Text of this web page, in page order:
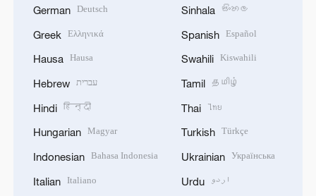
German Deutsch
Greek Ελληνικά
Hausa Hausa
Hebrew עברית
Hindi हिन्दी
Hungarian Magyar
Indonesian Bahasa Indonesia
Italian Italiano
Sinhala සිංහල
Spanish Español
Swahili Kiswahili
Tamil தமிழ்
Thai ไทย
Turkish Türkçe
Ukrainian Українська
Urdu اردو